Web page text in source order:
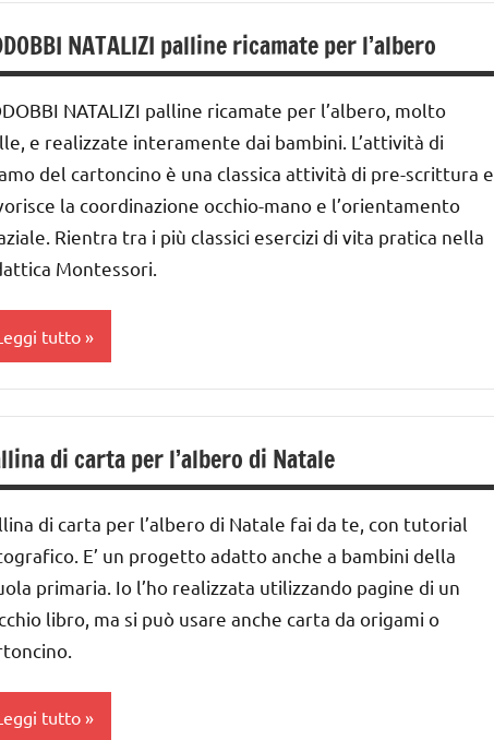
lavoretti
Natale
TUTORIAL
GLI
ETA'
GLI
-
GLI
ETA'
GLI
natalizie
GLI
NATALIZI palline ricamate per l’albero
NATALIZI palline ricamate per l’albero, molto
e realizzate interamente dai bambini. L’attività di
del cartoncino è una classica attività di pre-scrittura e
la coordinazione occhio-mano e l’orientamento
Rientra tra i più classici esercizi di vita pratica nella
Montessori.
tutto
ai
di carta per l’albero di Natale
di carta per l’albero di Natale fai da te, con tutorial
E’ un progetto adatto anche a bambini della
primaria. Io l’ho realizzata utilizzando pagine di un
libro, ma si può usare anche carta da origami o
tutto